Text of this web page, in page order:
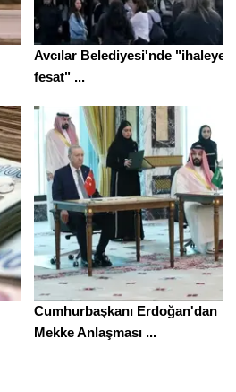
Avcılar Belediyesi'nde "ihaleye
fesat" ...
Cumhurbaşkanı Erdoğan'dan
Mekke Anlaşması ...